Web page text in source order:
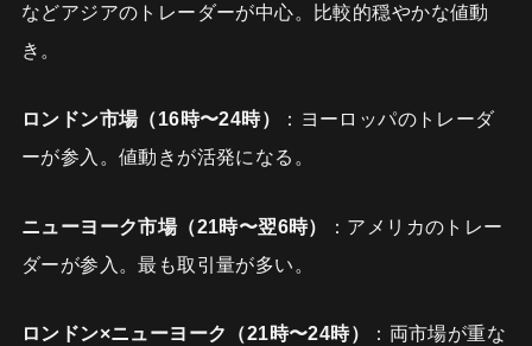
などアジアのトレーダーが中心。比較的穏やかな値動
き。
ロンドン市場（16時〜24時）
：ヨーロッパのトレーダ
ーが参入。値動きが活発になる。
ニューヨーク市場（21時〜翌6時）
：アメリカのトレー
ダーが参入。最も取引量が多い。
ロンドン×ニューヨーク（21時〜24時）
：両市場が重な